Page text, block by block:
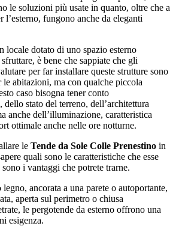
le soluzioni più usate in quanto, oltre che a
l’esterno, fungono anche da eleganti
locale dotato di uno spazio esterno
è bene che sappiate che gli
per far installare queste strutture sono
abitazioni, ma con qualche piccola
caso bisogna tener conto
dello stato del terreno, dell’architettura
anche dell’illuminazione, caratteristica
ottimale anche nelle ore notturne.
le Tende da Sole Colle Prenestino in
quali sono le caratteristiche che esse
i vantaggi che potrete trarne.
ancorata a una parete o autoportante,
aperta sul perimetro o chiusa
le pergotende da esterno offrono una
esigenza.